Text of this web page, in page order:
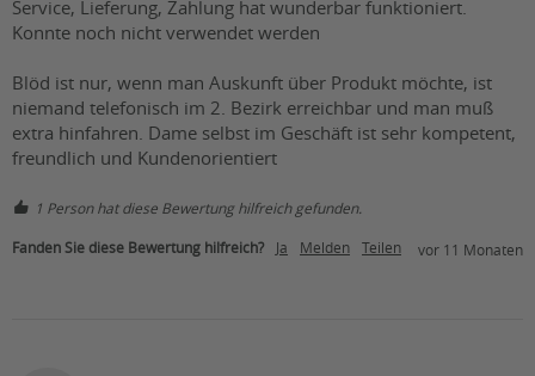
Service, Lieferung, Zahlung hat wunderbar funktioniert.
Konnte noch nicht verwendet werden
Blöd ist nur, wenn man Auskunft über Produkt möchte, ist
niemand telefonisch im 2. Bezirk erreichbar und man muß
extra hinfahren. Dame selbst im Geschäft ist sehr kompetent,
freundlich und Kundenorientiert
1 Person hat diese Bewertung hilfreich gefunden.
Fanden Sie diese Bewertung hilfreich? Ja Melden Teilen vor 11 Monaten